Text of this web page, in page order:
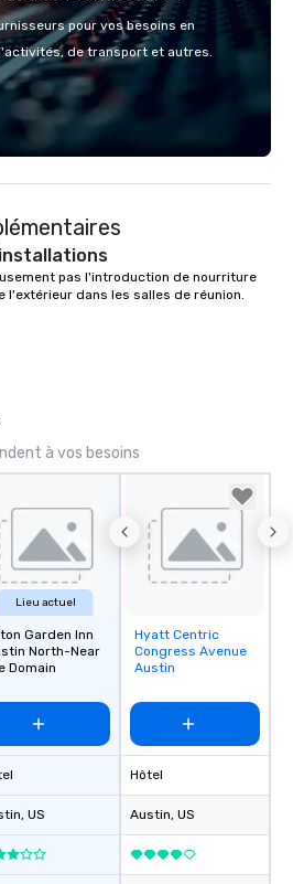
pour vos besoins en
de transport et autres.
pas l'introduction de nourriture
l'extérieur dans les salles de réunion.
à vos besoins
Lieu actuel
Garden Inn
North-Near
Domain
, US
Removed from
favorites
Hyatt Centric
Congress Avenue
Austin
Hôtel
Austin, US